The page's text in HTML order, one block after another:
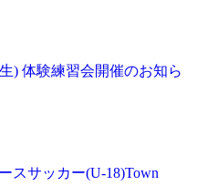
) 体験練習会開催のお知ら
スサッカー(U-18)Town